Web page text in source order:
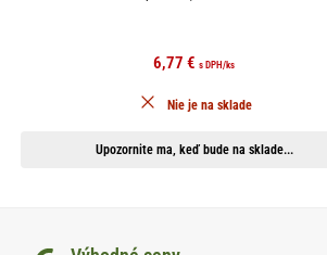
6,77€ s DPH/ks
Upozornite ma, keď bude na sklade...
Nie je na sklade